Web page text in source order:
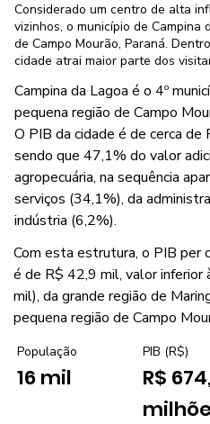
Considerado um centro de alta
vizinhos, o município de
de Campo Mourão, Paraná.
cidade atrai maior parte dos
Campina da Lagoa é o 4º
pequena região de Campo
O PIB da cidade é de cerca
sendo que 47,1% do valor
agropecuária, na sequência
serviços (34,1%), da
indústria (6,2%).
Com esta estrutura, o PIB per
é de R$ 42,9 mil, valor
mil), da grande região de
pequena região de Campo
População
16 mil
PIB (R$)
R$